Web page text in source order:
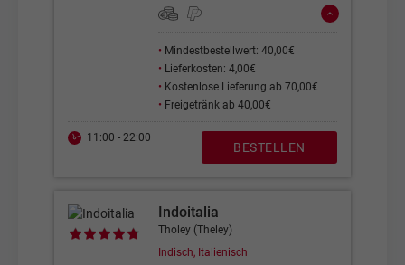
• Mindestbestellwert: 40,00€
• Lieferkosten: 4,00€
• Kostenlose Lieferung ab 70,00€
• Freigetränk ab 40,00€
11:00 - 22:00
BESTELLEN
Indoitalia
Tholey (Theley)
Indisch, Italienisch